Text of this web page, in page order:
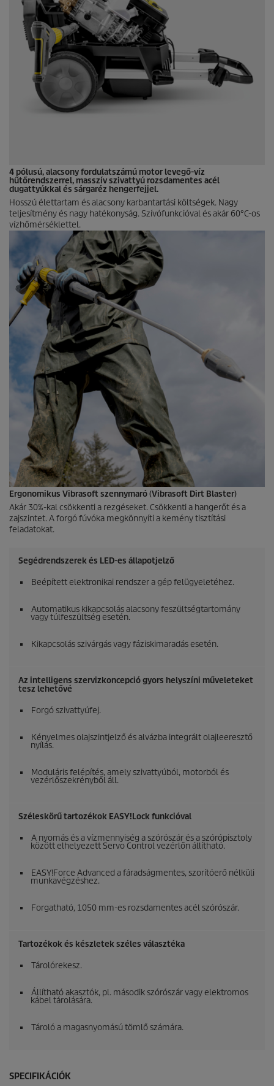
4 pólusú, alacsony fordulatszámú motor levegő-víz
hűtőrendszerrel, masszív szivattyú rozsdamentes acél
dugattyúkkal és sárgaréz hengerfejjel.
Hosszú élettartam és alacsony karbantartási költségek. Nagy
teljesítmény és nagy hatékonyság. Szívófunkcióval és akár 60°C-os
vízhőmérséklettel.
Ergonomikus Vibrasoft szennymaró (Vibrasoft Dirt Blaster)
Akár 30%-kal csökkenti a rezgéseket. Csökkenti a hangerőt és a
zajszintet. A forgó fúvóka megkönnyíti a kemény tisztítási
feladatokat.
Segédrendszerek és LED-es állapotjelző
Beépített elektronikai rendszer a gép felügyeletéhez.
Automatikus kikapcsolás alacsony feszültségtartomány
vagy túlfeszültség esetén.
Kikapcsolás szivárgás vagy fáziskimaradás esetén.
Az intelligens szervizkoncepció gyors helyszíni műveleteket
tesz lehetővé
Forgó szivattyúfej.
Kényelmes olajszintjelző és alvázba integrált olajleeresztő
nyílás.
Moduláris felépítés, amely szivattyúból, motorból és
vezérlőszekrényből áll.
Széleskörű tartozékok EASY!Lockfunkcióval
A nyomás és a vízmennyiség a szórószár és a szórópisztoly
között elhelyezett Servo Control vezérlőn állítható.
EASY!Force Advanced a fáradságmentes, szorítóerő nélküli
munkavégzéshez.
Forgatható, 1050 mm-es rozsdamentes acél szórószár.
Tartozékok és készletek széles választéka
Tárolórekesz.
Állítható akasztók, pl. második szórószár vagy elektromos
kábel tárolására.
Tároló a magasnyomású tömlő számára.
SPECIFIKÁCIÓK